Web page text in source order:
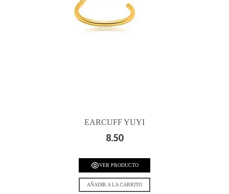
EARCUFF YUYI
8.50
VER PRODUCTO
AÑADIR A LA CARRITO